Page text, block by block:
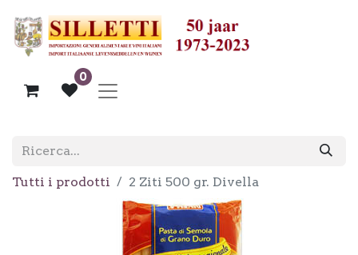
0
Tutti i prodotti 2 Ziti 500 gr. Divella